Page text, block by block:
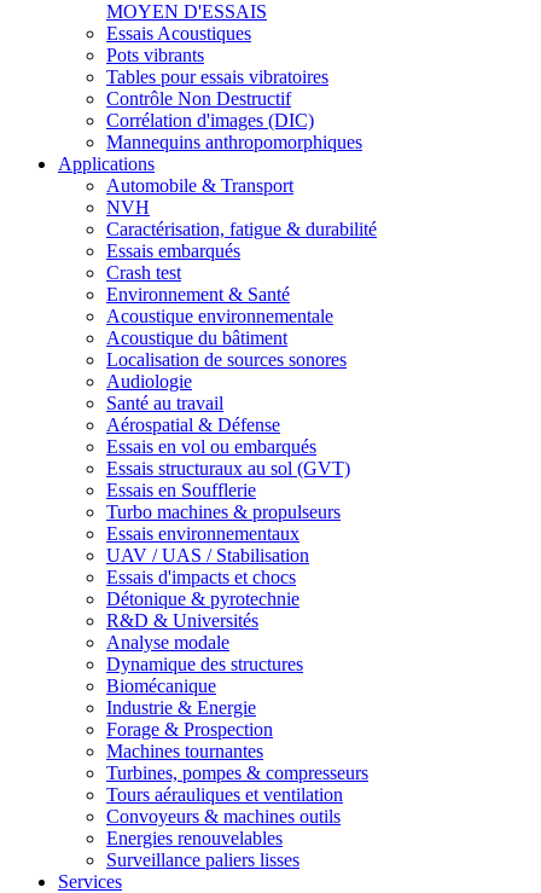
MOYEN D'ESSAIS
Essais Acoustiques
Pots vibrants
Tables pour essais vibratoires
Contrôle Non Destructif
Corrélation d'images (DIC)
Mannequins anthropomorphiques
Applications
Automobile & Transport
NVH
Caractérisation, fatigue & durabilité
Essais embarqués
Crash test
Environnement & Santé
Acoustique environnementale
Acoustique du bâtiment
Localisation de sources sonores
Audiologie
Santé au travail
Aérospatial & Défense
Essais en vol ou embarqués
Essais structuraux au sol (GVT)
Essais en Soufflerie
Turbo machines & propulseurs
Essais environnementaux
UAV / UAS / Stabilisation
Essais d'impacts et chocs
Détonique & pyrotechnie
R&D & Universités
Analyse modale
Dynamique des structures
Biomécanique
Industrie & Energie
Forage & Prospection
Machines tournantes
Turbines, pompes & compresseurs
Tours aérauliques et ventilation
Convoyeurs & machines outils
Energies renouvelables
Surveillance paliers lisses
Services